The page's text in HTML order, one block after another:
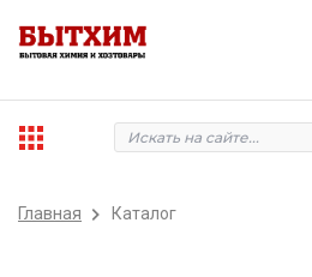
Главная Каталог